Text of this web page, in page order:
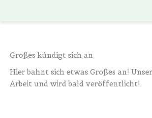
Großes kündigt sich an
Hier bahnt sich etwas Großes an!
Arbeit und wird bald veröffentlicht!